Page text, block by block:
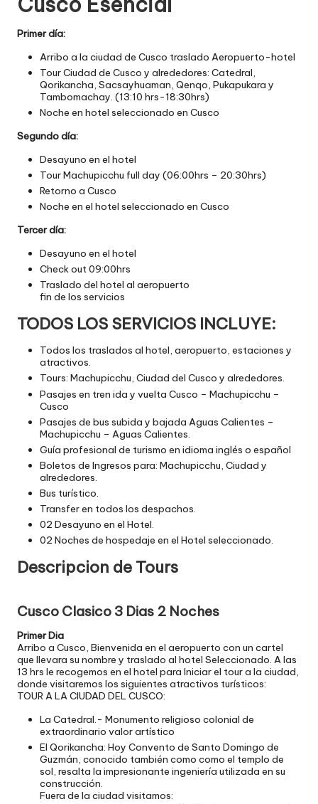
Primer día:
Arribo a la ciudad de Cusco traslado Aeropuerto-hotel
Tour Ciudad de Cusco y alrededores: Catedral,
Qorikancha, Sacsayhuaman, Qenqo, Pukapukara y
Tambomachay. (13:10 hrs-18:30hrs)
Noche en hotel seleccionado en Cusco
Segundo día:
Desayuno en el hotel
Tour Machupicchu full day (06:00hrs – 20:30hrs)
Retorno a Cusco
Noche en el hotel seleccionado en Cusco
Tercer día:
Desayuno en el hotel
Check out 09:00hrs
Traslado del hotel al aeropuerto
fin de los servicios
TODOS LOS SERVICIOS INCLUYE:
Todos los traslados al hotel, aeropuerto, estaciones y
atractivos.
Tours: Machupicchu, Ciudad del Cusco y alrededores.
Pasajes en tren ida y vuelta Cusco – Machupicchu –
Cusco
Pasajes de bus subida y bajada Aguas Calientes –
Machupicchu – Aguas Calientes.
Guía profesional de turismo en idioma inglés o español
Boletos de Ingresos para: Machupicchu, Ciudad y
alrededores.
Bus turístico.
Transfer en todos los despachos.
02 Desayuno en el Hotel.
02 Noches de hospedaje en el Hotel seleccionado.
Descripcion de Tours
Cusco Clasico 3 Dias 2 Noches
Primer Dia
Arribo a Cusco, Bienvenida en el aeropuerto con un cartel
que llevara su nombre y traslado al hotel Seleccionado. A las
13 hrs le recogemos en el hotel para Iniciar el tour a la ciudad,
donde visitaremos los siguientes atractivos turísticos:
TOUR A LA CIUDAD DEL CUSCO:
La Catedral.- Monumento religioso colonial de
extraordinario valor artístico
El Qorikancha: Hoy Convento de Santo Domingo de
Guzmán, conocido también como como el templo de
sol, resalta la impresionante ingeniería utilizada en su
construcción.
Fuera de la ciudad visitamos: